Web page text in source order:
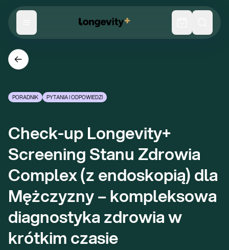
PORADNIK PYTANIA I ODPOWIEDZI
Check-up Longevity+
Screening Stanu Zdrowia
Complex (z endoskopią) dla
Mężczyzny – kompleksowa
diagnostyka zdrowia w
krótkim czasie